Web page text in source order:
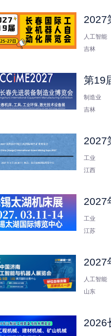
2027
人工智能
吉林
第19
制造业
吉林
2027
工业
江西
2027
工业
江苏
2027
人工智能
山东
2026